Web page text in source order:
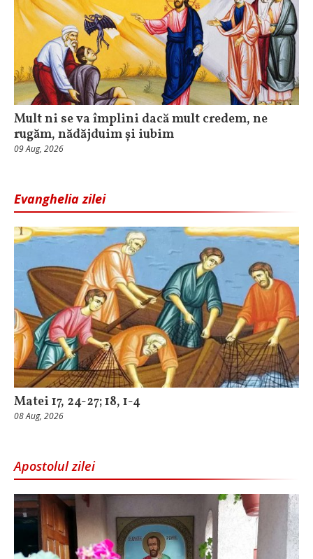
Mult ni se va împlini dacă mult credem, ne
rugăm, nădăjduim și iubim
09 Aug, 2026
Evanghelia zilei
Matei 17, 24-27; 18, 1-4
08 Aug, 2026
Apostolul zilei